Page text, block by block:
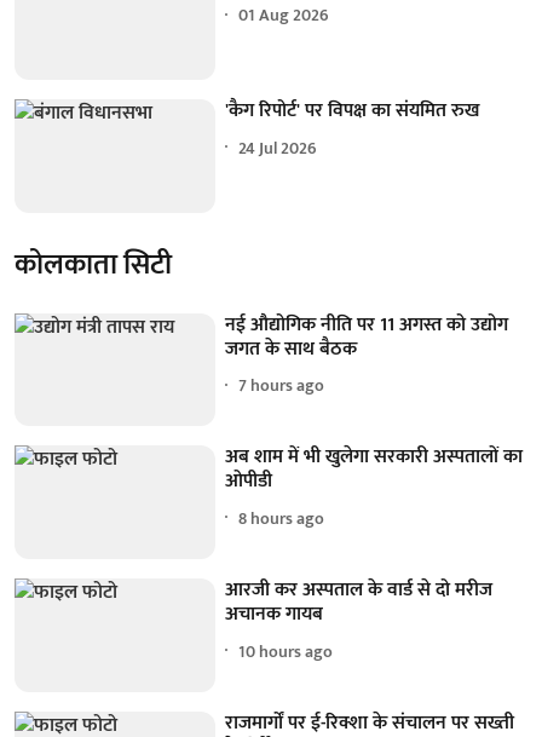
01 Aug 2026
'कैग रिपोर्ट' पर विपक्ष का संयमित रुख
24 Jul 2026
कोलकाता सिटी
नई औद्योगिक नीति पर 11 अगस्त को उद्योग
जगत के साथ बैठक
7 hours ago
अब शाम में भी खुलेगा सरकारी अस्पतालों का
ओपीडी
8 hours ago
आरजी कर अस्पताल के वार्ड से दो मरीज
अचानक गायब
10 hours ago
राजमार्गों पर ई-रिक्शा के संचालन पर सख्ती